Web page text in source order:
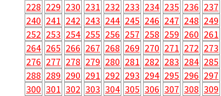
228 229 230 231 232 233 234 235 236 237
240 241 242 243 244 245 246 247 248 249
252 253 254 255 256 257 258 259 260 261
264 265 266 267 268 269 270 271 272 273
276 277 278 279 280 281 282 283 284 285
288 289 290 291 292 293 294 295 296 297
300 301 302 303 304 305 306 307 308 309